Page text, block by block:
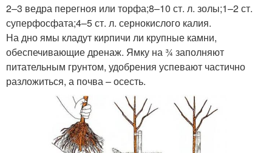
2–3 ведра перегноя или торфа;8–10 ст. л. золы;1–2 ст.
суперфосфата;4–5 ст. л. сернокислого калия.
На дно ямы кладут кирпичи ли крупные камни,
обеспечивающие дренаж. Ямку на ¾ заполняют
питательным грунтом, удобрения успевают частично
разложиться, а почва – осесть.